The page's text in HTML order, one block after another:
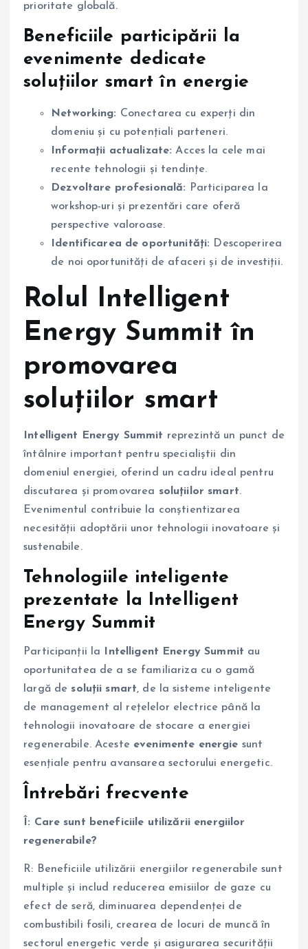
prioritate globală.
Beneficiile participării la
evenimente dedicate
soluțiilor smart în energie
Networking: Conectarea cu experți din
domeniu și cu potențiali parteneri.
Informații actualizate: Acces la cele mai
recente tehnologii și tendințe.
Dezvoltare profesională: Participarea la
workshop-uri și prezentări care oferă
perspective valoroase.
Identificarea de oportunități: Descoperirea
de noi oportunități de afaceri și de investiții.
Rolul Intelligent
Energy Summit în
promovarea
soluțiilor smart
Intelligent Energy Summit reprezintă un punct de
întâlnire important pentru specialiștii din
domeniul energiei, oferind un cadru ideal pentru
discutarea și promovarea soluțiilor smart.
Evenimentul contribuie la conștientizarea
necesității adoptării unor tehnologii inovatoare și
sustenabile.
Tehnologiile inteligente
prezentate la Intelligent
Energy Summit
Participanții la Intelligent Energy Summit au
oportunitatea de a se familiariza cu o gamă
largă de soluții smart, de la sisteme inteligente
de management al rețelelor electrice până la
tehnologii inovatoare de stocare a energiei
regenerabile. Aceste evenimente energie sunt
esențiale pentru avansarea sectorului energetic.
Întrebări frecvente
Î: Care sunt beneficiile utilizării energiilor
regenerabile?
R: Beneficiile utilizării energiilor regenerabile sunt
multiple și includ reducerea emisiilor de gaze cu
efect de seră, diminuarea dependenței de
combustibili fosili, crearea de locuri de muncă în
sectorul energetic verde și asigurarea securității